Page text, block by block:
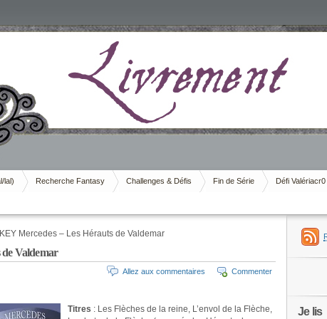
lal) Recherche Fantasy Challenges & Défis Fin de Série Défi Valériacr0
Mercedes – Les Hérauts de Valdemar
Valdemar
Commenter
Allez aux commentaires
Titres : Les Flèches de la reine, L’envol de la Flèche,
Je lis